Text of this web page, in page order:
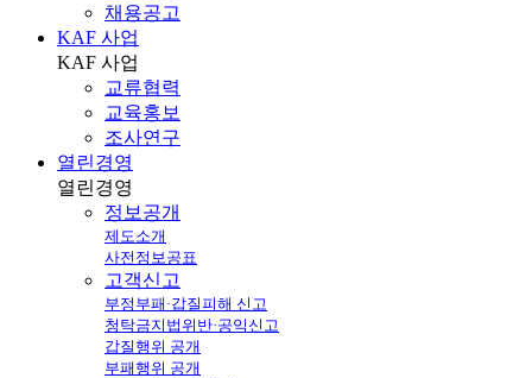
채용공고
KAF 사업
KAF 사업
교류협력
교육홍보
조사연구
열린경영
열린경영
정보공개
제도소개
사전정보공표
고객신고
부정부패·갑질피해 신고
청탁금지법위반·공익신고
갑질행위 공개
부패행위 공개